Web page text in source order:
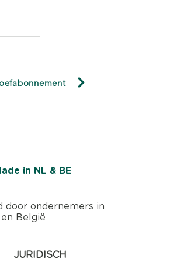
in NL & BE
door ondernemers in
België
JURIDISCH